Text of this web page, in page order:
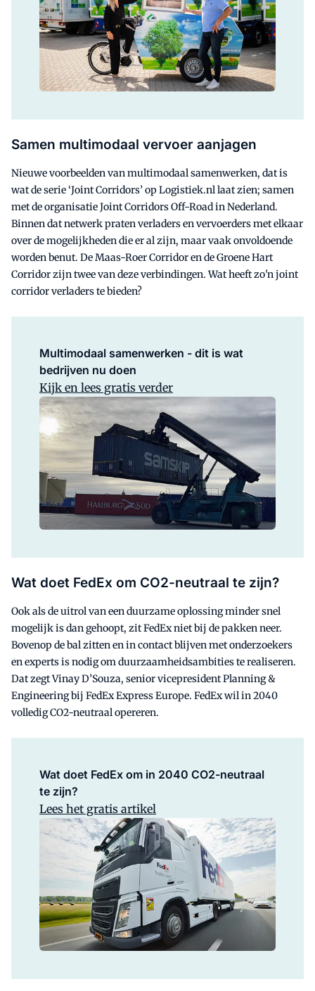
Samen multimodaal vervoer aanjagen
Nieuwe voorbeelden van multimodaal samenwerken, dat is
wat de serie ‘Joint Corridors’ op Logistiek.nl laat zien; samen
met de organisatie Joint Corridors Off-Road in Nederland.
Binnen dat netwerk praten verladers en vervoerders met elkaar
over de mogelijkheden die er al zijn, maar vaak onvoldoende
worden benut. De Maas-Roer Corridor en de Groene Hart
Corridor zijn twee van deze verbindingen. Wat heeft zo'n joint
corridor verladers te bieden?
Multimodaal samenwerken - dit is wat
bedrijven nu doen
Kijk en lees gratis verder
Wat doet FedEx om CO2-neutraal te zijn?
Ook als de uitrol van een duurzame oplossing minder snel
mogelijk is dan gehoopt, zit FedEx niet bij de pakken neer.
Bovenop de bal zitten en in contact blijven met onderzoekers
en experts is nodig om duurzaamheidsambities te realiseren.
Dat zegt Vinay D’Souza, senior vicepresident Planning &
Engineering bij FedEx Express Europe. FedEx wil in 2040
volledig CO2-neutraal opereren.
Wat doet FedEx om in 2040 CO2-neutraal
te zijn?
Lees het gratis artikel